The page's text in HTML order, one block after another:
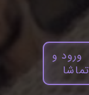
ورود و
تماشا